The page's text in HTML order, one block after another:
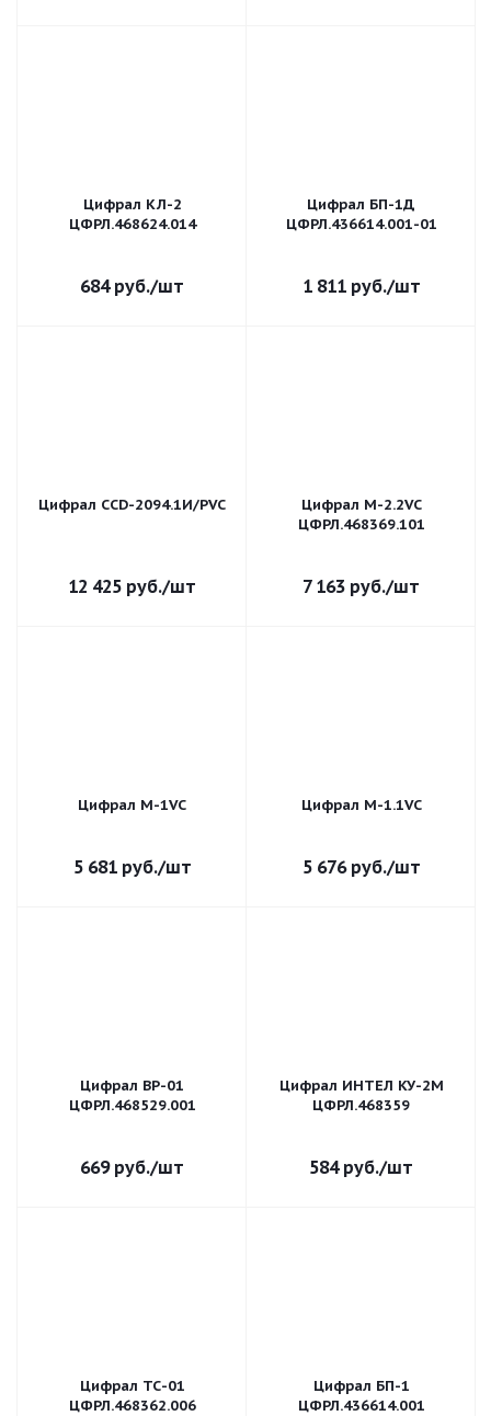
Цифрал КЛ-2
ЦФРЛ.468624.014
684руб./шт
Цифрал БП-1Д
ЦФРЛ.436614.001-01
1 811руб./шт
Цифрал CCD-2094.1И/PVC
12 425 руб./шт
Цифрал М-2.2VC
ЦФРЛ.468369.101
7 163 руб./шт
Цифрал М-1VC
5 681руб./шт
Цифрал М-1.1VC
5 676руб./шт
Цифрал ВР-01
ЦФРЛ.468529.001
669руб./шт
Цифрал ИНТЕЛ КУ-2М
ЦФРЛ.468359
584руб./шт
Цифрал ТС-01
ЦФРЛ.468362.006
Цифрал БП-1
ЦФРЛ.436614.001